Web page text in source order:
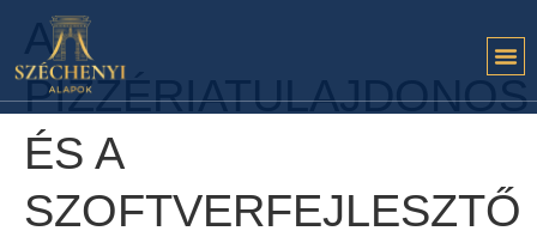
A
PIZZÉRIATULAJDONOS
ÉS A
SZOFTVERFEJLESZTŐ